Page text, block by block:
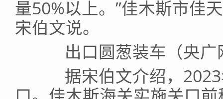
量50%以上。”佳木斯市佳
宋伯文说。
出口圆葱装车（央广
据宋伯文介绍，2023